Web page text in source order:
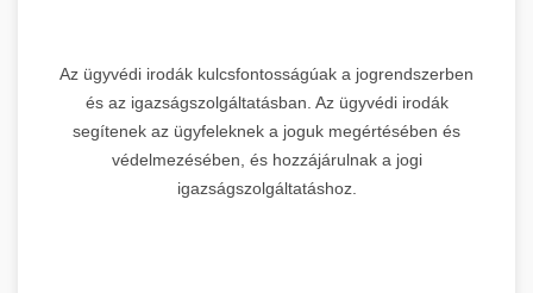
Az ügyvédi irodák kulcsfontosságúak a jogrendszerben
és az igazságszolgáltatásban. Az ügyvédi irodák
segítenek az ügyfeleknek a joguk megértésében és
védelmezésében, és hozzájárulnak a jogi
igazságszolgáltatáshoz.